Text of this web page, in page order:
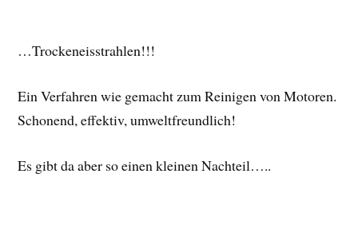
…Trockeneisstrahlen!!!
Ein Verfahren wie gemacht zum Reinigen von Motoren.
Schonend, effektiv, umweltfreundlich!
Es gibt da aber so einen kleinen Nachteil…..